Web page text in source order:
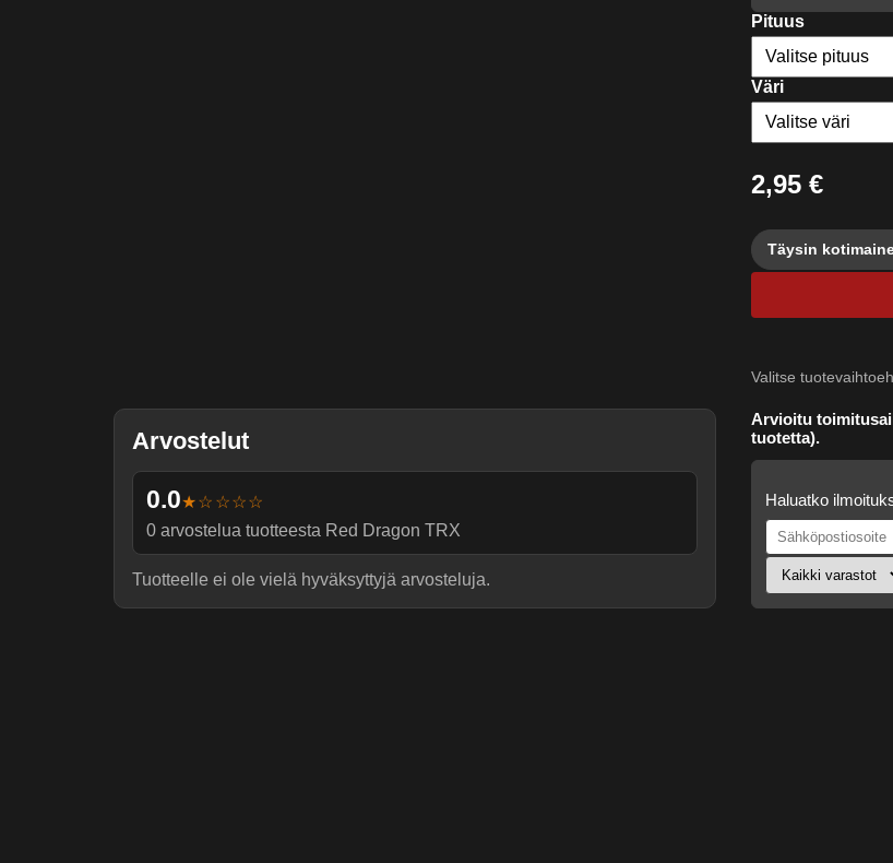
Arvostelut
0.0★☆☆☆☆
0 arvostelua tuotteesta Red Dragon TRX
Tuotteelle ei ole vielä hyväksyttyjä arvosteluja.
Pituus
Väri
2,95 €
Täysin
Valitse
Arvioitu
tuotetta).
Haluatko